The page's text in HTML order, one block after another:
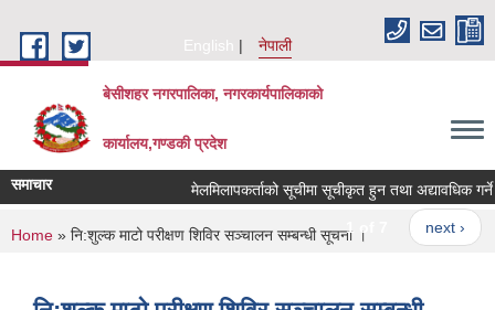
English
नेपाली
बेसीशहर नगरपालिका, नगरकार्यपालिकाको
कार्यालय,गण्डकी प्रदेश
समाचार मेलमिलापकर्ताको सूचीमा सूचीकृत हुन तथा अद्यावधिक गर्ने
1 of 7 next ›
You are here
Home » नि:शुल्क माटो परीक्षण शिविर सञ्चालन सम्बन्धी सूचना ।